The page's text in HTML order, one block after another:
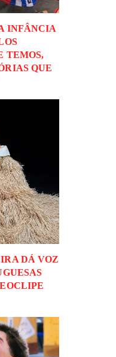
INFÂNCIA
TEMOS,
QUE
DÁ VOZ